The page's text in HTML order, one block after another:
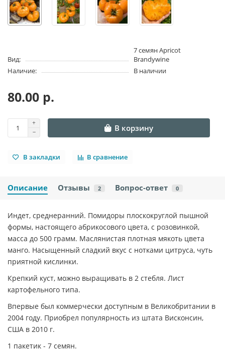
Вид:
7 семян Apricot
Brandywine
Наличие:
В наличии
80.00 р.
В корзину
В закладки В сравнение
Описание Отзывы 2 Вопрос-ответ 0
Индет, среднеранний. Помидоры плоскокруглой пышной
формы, настоящего абрикосового цвета, с розовинкой,
масса до 500 грамм. Маслянистая плотная мякоть цвета
манго. Насыщенный сладкий вкус с нотками цитруса, чуть
приятной кислинки.
Крепкий куст, можно выращивать в 2 стебля. Лист
картофельного типа.
Впервые был коммерчески доступным в Великобритании в
2004 году. Приобрел популярность из штата Висконсин,
США в 2010 г.
1 пакетик - 7 семян.